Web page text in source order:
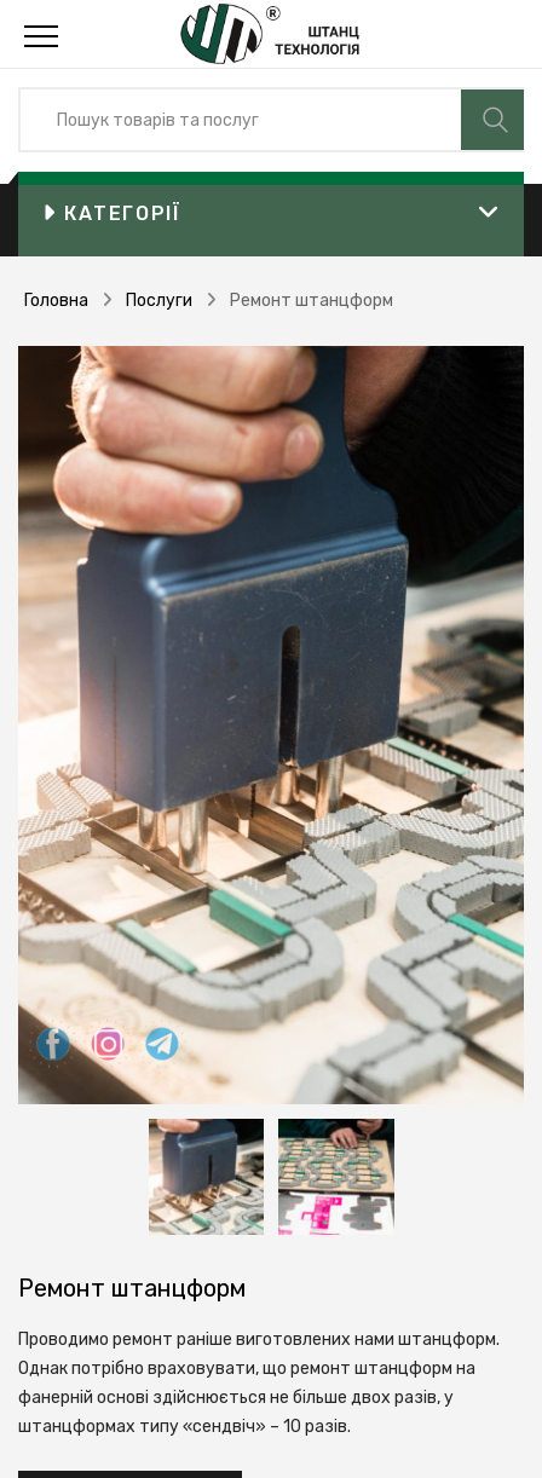
КАТЕГОРІЇ
Головна Послуги Ремонт штанцформ
Ремонт штанцформ
Проводимо ремонт раніше виготовлених нами штанцформ.
Однак потрібно враховувати, що ремонт штанцформ на
фанерній основі здійснюється не більше двох разів, у
штанцформах типу «сендвіч» – 10 разів.